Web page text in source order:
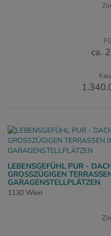
ca.
LEBENSGEFÜHL PUR -
GROSSZÜGIGEN
GARAGENSTELLPLÄTZEN
1130 Wien